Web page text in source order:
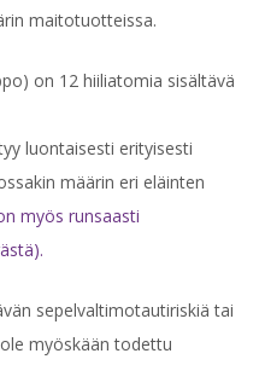
maitotuotteissa.
on 12 hiiliatomia sisältävä
luontaisesti erityisesti
määrin eri eläinten
myös runsaasti
sepelvaltimotautiriskiä tai
myöskään todettu